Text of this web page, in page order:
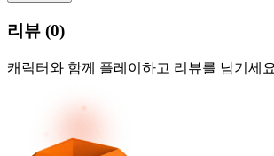
리뷰 (0)
캐릭터와 함께 플레이하고 리뷰를 남기세